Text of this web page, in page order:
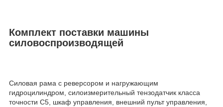
Комплект поставки машины
силовоспроизводящей
Cиловая рама с реверсором и нагружающим
гидроцилиндром, силоизмерительный тензодатчик класса
точности С5, шкаф управления, внешний пульт управления,